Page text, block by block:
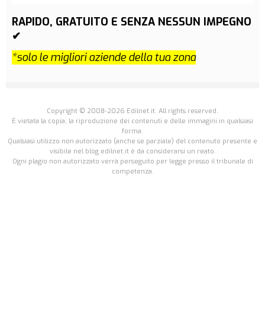
RAPIDO, GRATUITO E SENZA NESSUN IMPEGNO
✔
*solo le migliori aziende della tua zona
Copyright © 2008-2026 Edilnet.it. All rights reserved.
É vietata la copia, la riproduzione dei contenuti e delle immagini in qualsiasi
forma.
Qualsiasi utilizzo non autorizzato (anche se parziale) del contenuto presente e
visibile nel blog.edilnet.it è da considerarsi un reato.
Ogni plagio non autorizzato verrà perseguito per legge presso il tribunale di
competenza.